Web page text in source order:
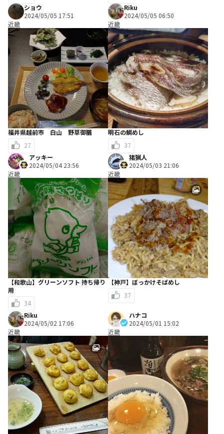
ショウ
2024/05/05 17:51
近畿
福井県越前市 白山 野草御膳
27
Riku
2024/05/05 06:50
近畿
明石の鯛めし
37
アッキー
2024/05/04 23:56
近畿
【和歌山】グリーンソフト 持ち帰り
用
34
猪猟人
2024/05/03 21:06
近畿
【神戸】ぼっかけそばめし
37
Riku
2024/05/02 17:06
近畿
ハナコ
2024/05/01 15:02
近畿